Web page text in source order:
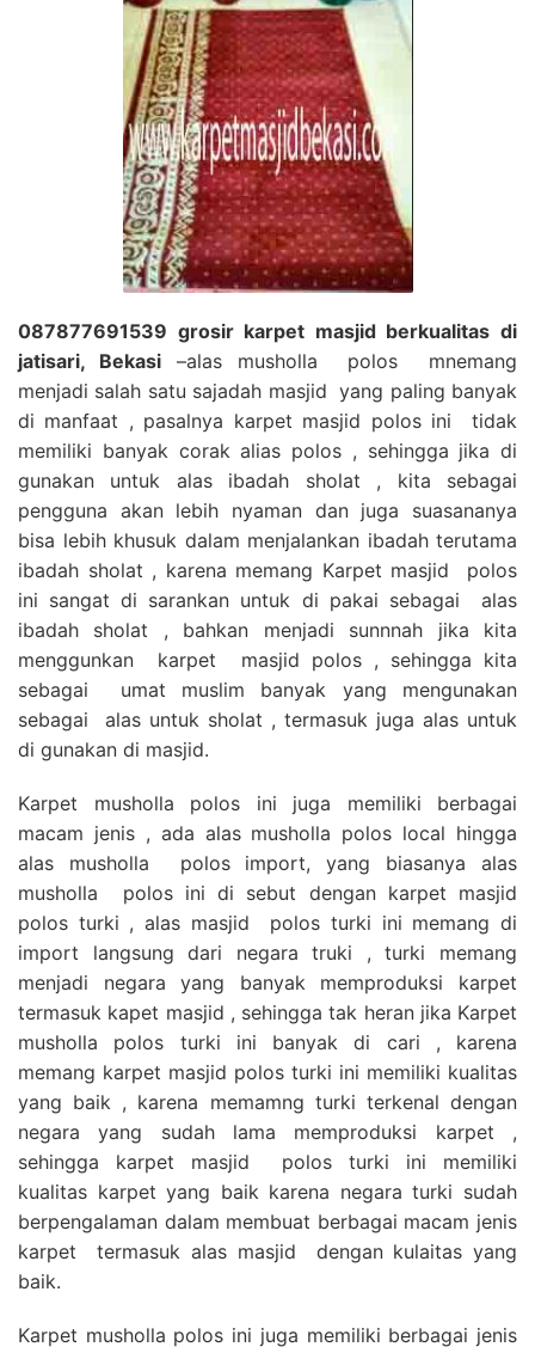
087877691539 grosir karpet masjid berkualitas di
jatisari, Bekasi–alas musholla polos mnemang
menjadi salah satu sajadah masjid yang paling banyak
di manfaat , pasalnya karpet masjid polos ini tidak
memiliki banyak corak alias polos , sehingga jika di
gunakan untuk alas ibadah sholat , kita sebagai
pengguna akan lebih nyaman dan juga suasananya
bisa lebih khusuk dalam menjalankan ibadah terutama
ibadah sholat , karena memang Karpet masjid polos
ini sangat di sarankan untuk di pakai sebagai alas
ibadah sholat , bahkan menjadi sunnnah jika kita
menggunkan karpet masjid polos , sehingga kita
sebagai umat muslim banyak yang mengunakan
sebagai alas untuk sholat , termasuk juga alas untuk
di gunakan di masjid.
Karpet musholla polos ini juga memiliki berbagai
macam jenis , ada alas musholla polos local hingga
alas musholla polos import, yang biasanya alas
musholla polos ini di sebut dengan karpet masjid
polos turki , alas masjid polos turki ini memang di
import langsung dari negara truki , turki memang
menjadi negara yang banyak memproduksi karpet
termasuk kapet masjid , sehingga tak heran jika Karpet
musholla polos turki ini banyak di cari , karena
memang karpet masjid polos turki ini memiliki kualitas
yang baik , karena memamng turki terkenal dengan
negara yang sudah lama memproduksi karpet ,
sehingga karpet masjid polos turki ini memiliki
kualitas karpet yang baik karena negara turki sudah
berpengalaman dalam membuat berbagai macam jenis
karpet termasuk alas masjid dengan kulaitas yang
baik.
Karpet musholla polos ini juga memiliki berbagai jenis